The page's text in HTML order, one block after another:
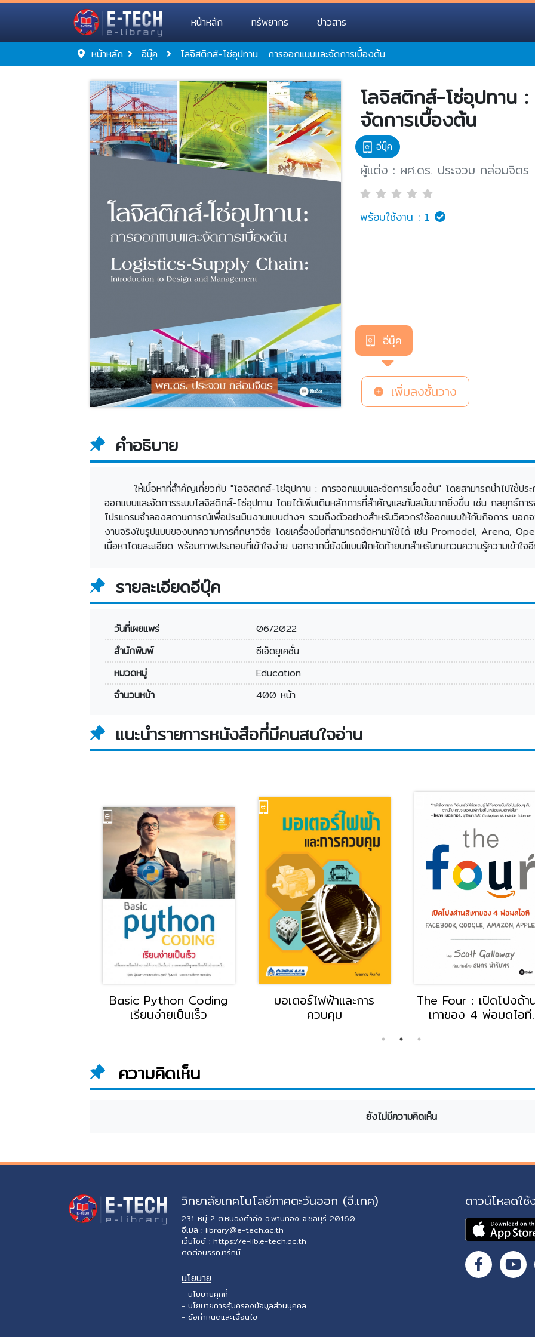
หน้าหลัก ทรัพยากร ข่าวสาร
หน้าหลัก อีบุ๊ค โลจิสติกส์-โซ่อุปทาน : การออกแบบและจัดการเบื้องต้น
โลจิสติกส์-โซ่อุปทาน
จัดการเบื้องต้น
อีบุ๊ค
ผู้แต่ง : ผศ.ดร. ประจวบ กล่อมจิตร
พร้อมใช้งาน : 1
อีบุ๊ค
เพิ่มลงชั้นวาง
คำอธิบาย
ให้เนื้อหาที่สำคัญเกี่ยวกับ "โลจิสติกส์-โซ่อุปทาน : การออกแบบและจัดการเบื้องต้น" โดยสามารถนำไปใช้ประ
ออกแบบและจัดการระบบโลจิสติกส์-โซ่อุปทาน โดยได้เพิ่มเติมหลักการที่สำคัญและทันสมัยมากยิ่งขึ้น เช่น กลยุทธ์การ
โปรแกรมจำลองสถานการณ์เพื่อประเมินงานแบบต่างๆ รวมถึงตัวอย่างสำหรับวิศวกรใช้ออกแบบให้กับกิจการ นอก
งานจริงในรูปแบบของบทความการศึกษาวิจัย โดยเครื่องมือที่สามารถจัดหามาใช้ได้ เช่น Promodel, Arena,
เนื้อหาโดยละะเอียด พร้อมภาพประกอบที่เข้าใจง่าย นอกจากนี้ยังมีแบบฝึกหัดท้ายบทสำหรับทบทวนความรู้ความเข้าใจ
รายละเอียดอีบุ๊ค
วันที่เผยแพร่
06/2022
สำนักพิมพ์
ซีเอ็ดยูเคชั่น
หมวดหมู่
Education
จำนวนหน้า
400 หน้า
แนะนำรายการหนังสือที่มีคนสนใจอ่าน
Basic Python Coding
เรียนง่ายเป็นเร็ว
มอเตอร์ไฟฟ้าและการ
ควบคุม
The Four : เปิดโปงด้า
เทาของ 4 พ่อมดไอที
ความคิดเห็น
ยังไม่มีความคิดเห็น
วิทยาลัยเทคโนโลยีภาคตะวันออก (อี.เทค)
231 หมู่ 2 ต.หนองตำลึง อ.พานทอง จ.ชลบุรี 20160
อีเมล : library@e-tech.ac.th
เว็บไซต์ : https://e-lib.e-tech.ac.th
ติดต่อบรรณารักษ์
นโยบาย
- นโยบายคุกกี้
- นโยบายการคุ้มครองข้อมูลส่วนบุคคล
- ข้อกำหนดและเงื่อนไข
ดาวน์โหลดใ